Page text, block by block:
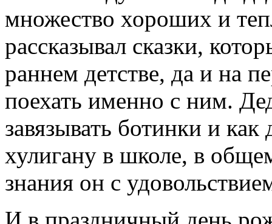
множество хороших и
рассказывал сказки,
раннем детстве, да и на
поехать именно с ним.
завязывать ботинки и
хулигану в школе, в
знания он с